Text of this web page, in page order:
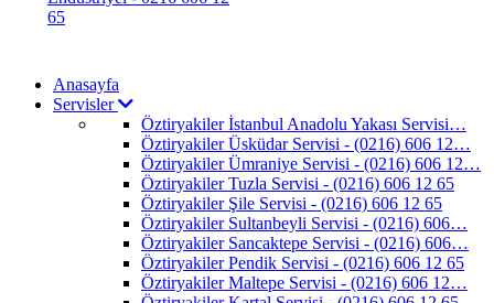
Anasayfa
Servisler
Öztiryakiler İstanbul Anadolu Yakası Servisi…
Öztiryakiler Üsküdar Servisi - (0216) 606 12…
Öztiryakiler Ümraniye Servisi - (0216) 606 12…
Öztiryakiler Tuzla Servisi - (0216) 606 12 65
Öztiryakiler Şile Servisi - (0216) 606 12 65
Öztiryakiler Sultanbeyli Servisi - (0216) 606…
Öztiryakiler Sancaktepe Servisi - (0216) 606…
Öztiryakiler Pendik Servisi - (0216) 606 12 65
Öztiryakiler Maltepe Servisi - (0216) 606 12…